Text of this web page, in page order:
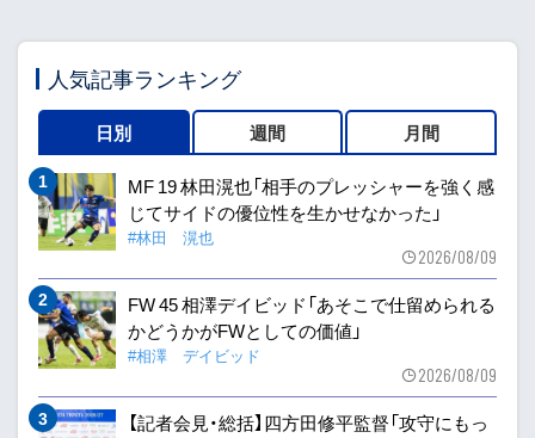
人気記事ランキング
日別 週間 月間
MF 19 林田滉也「相手のプレッシャーを強く感
じてサイドの優位性を生かせなかった」
#林田 滉也
2026/08/09
FW 45 相澤デイビッド「あそこで仕留められる
かどうかがFWとしての価値」
#相澤 デイビッド
2026/08/09
【記者会見・総括】四方田修平監督「攻守にもっ